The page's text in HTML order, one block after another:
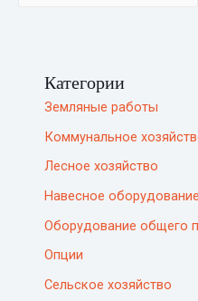
Категории
Земляные работы
Коммунальное
Лесное хозяйство
Навесное оборудование
Оборудование общего
Опции
Сельское хозяйство